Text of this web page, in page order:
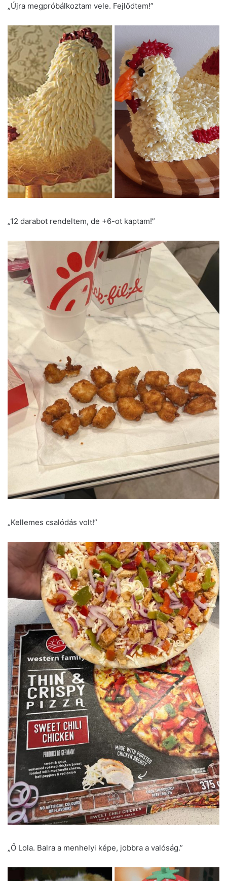
„Újra megpróbálkoztam vele. Fejlődtem!”
„12 darabot rendeltem, de +6-ot kaptam!”
„Kellemes csalódás volt!”
„Ő Lola. Balra a menhelyi képe, jobbra a valóság.”